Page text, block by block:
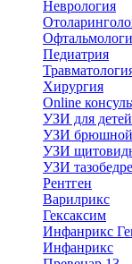
Неврология
Педиатрия
Хирургия
Online
УЗИ для детей
УЗИ брюшной
УЗИ
УЗИ
Рентген
Варилрикс
Гексаксим
Инфанрикс
Инфанрикс